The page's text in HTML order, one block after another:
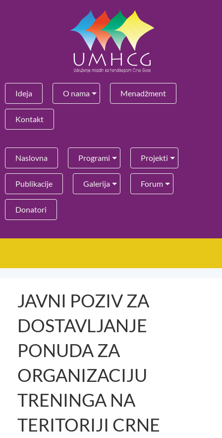
Ideja O nama Menadžment
Kontakt
Naslovna Programi Projekti
Publikacije Galerija Forum
Donatori
JAVNI POZIV ZA
DOSTAVLJANJE
PONUDA ZA
ORGANIZACIJU
TRENINGA NA
TERITORIJI CRNE